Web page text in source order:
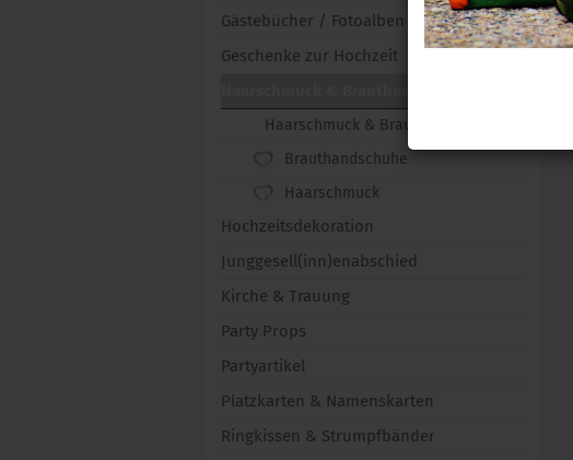
Gästebücher / Fotoalben
Geschenke zur Hochzeit
Haarschmuck & Brauthandschuhe anzeigen
Brauthandschuhe
Haarschmuck
Hochzeitsdekoration
Junggesell(inn)enabschied
Kirche & Trauung
Party Props
Partyartikel
Platzkarten & Namenskarten
Ringkissen & Strumpfbänder